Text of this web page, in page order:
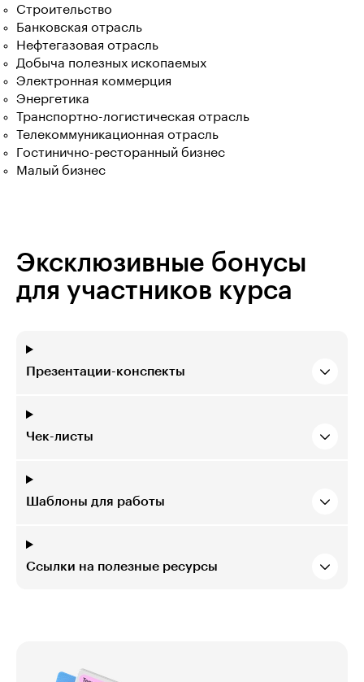
Строительство
Банковская отрасль
Нефтегазовая отрасль
Добыча полезных ископаемых
Электронная коммерция
Энергетика
Транспортно-логистическая отрасль
Телекоммуникационная отрасль
Гостинично-ресторанный бизнес
Малый бизнес
Эксклюзивные бонусы
для участников курса
Презентации-конспекты
Чек-листы
Шаблоны для работы
Ссылки на полезные ресурсы